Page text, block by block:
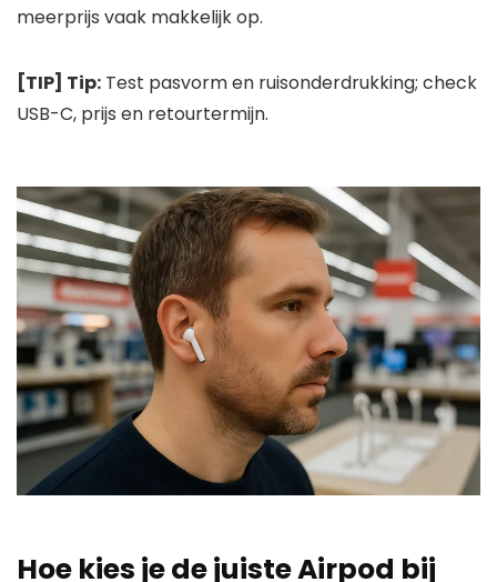
meerprijs vaak makkelijk op.
[TIP] Tip: Test pasvorm en ruisonderdrukking; check
USB-C, prijs en retourtermijn.
Hoe kies je de juiste Airpod bij